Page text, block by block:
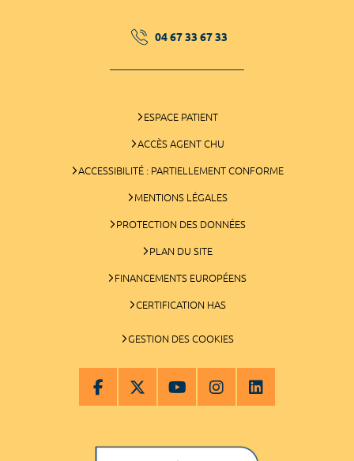
04 67 33 67 33
ESPACE PATIENT
ACCÈS AGENT CHU
ACCESSIBILITÉ : PARTIELLEMENT CONFORME
MENTIONS LÉGALES
PROTECTION DES DONNÉES
PLAN DU SITE
FINANCEMENTS EUROPÉENS
CERTIFICATION HAS
GESTION DES COOKIES